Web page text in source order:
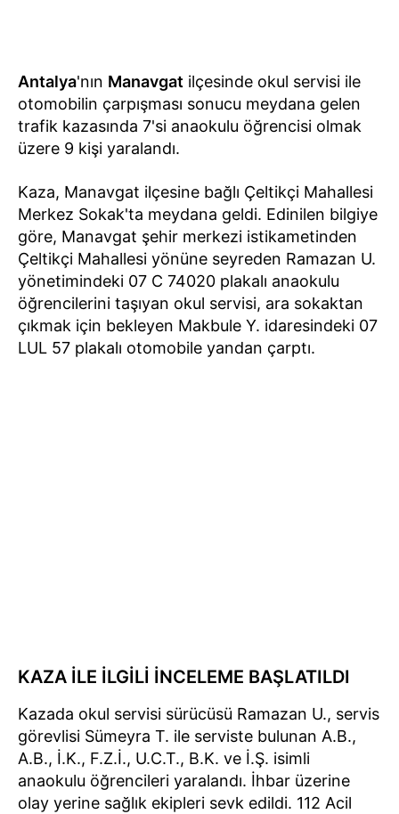
Antalya'nın Manavgat ilçesinde okul servisi ile
otomobilin çarpışması sonucu meydana gelen
trafik kazasında 7'si anaokulu öğrencisi olmak
üzere 9 kişi yaralandı.
Kaza, Manavgat ilçesine bağlı Çeltikçi Mahallesi
Merkez Sokak'ta meydana geldi. Edinilen bilgiye
göre, Manavgat şehir merkezi istikametinden
Çeltikçi Mahallesi yönüne seyreden Ramazan U.
yönetimindeki 07 C 74020 plakalı anaokulu
öğrencilerini taşıyan okul servisi, ara sokaktan
çıkmak için bekleyen Makbule Y. idaresindeki 07
LUL 57 plakalı otomobile yandan çarptı.
KAZA İLE İLGİLİ İNCELEME BAŞLATILDI
Kazada okul servisi sürücüsü Ramazan U., servis
görevlisi Sümeyra T. ile serviste bulunan A.B.,
A.B., İ.K., F.Z.İ., U.C.T., B.K. ve İ.Ş. isimli
anaokulu öğrencileri yaralandı. İhbar üzerine
olay yerine sağlık ekipleri sevk edildi. 112 Acil